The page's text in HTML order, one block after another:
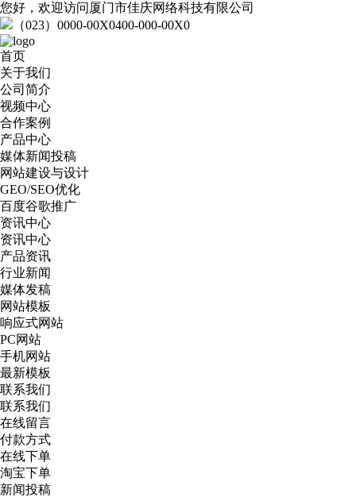
您好，欢迎访问厦门市佳庆网络科技有限公司
（023）0000-00X0400-000-00X0
首页
关于我们
公司简介
视频中心
合作案例
产品中心
媒体新闻投稿
网站建设与设计
GEO/SEO优化
百度谷歌推广
资讯中心
资讯中心
产品资讯
行业新闻
媒体发稿
网站模板
响应式网站
PC网站
手机网站
最新模板
联系我们
联系我们
在线留言
付款方式
在线下单
淘宝下单
新闻投稿